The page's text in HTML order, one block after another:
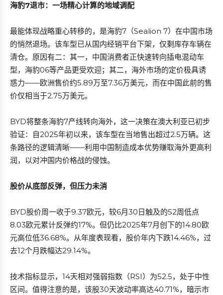
海豹7退市：一场精心计算的地域调配
最能体现战略重心转移的，是海豹7（Sealion 7）在中国市场
的悄然退场。该车型已从国内经销平台下架，仅剩库存车辆在
清仓。原因有二：其一，中国消费者正快速转向插电混动车
型，海豹06等产品更受欢迎；其二，海外市场的定价极具诱
惑力——欧洲售价约5.89万至7.36万美元，而在中国此前的售
价仅相当于2.75万美元。
BYD将整条海豹7产线转向海外，这一决策在澳大利亚已初步
验证：自2025年初以来，该车型在当地售出超过2.5万辆。这
条路径的逻辑清晰——利用中国制造成本优势赚取海外更高利
润，以对冲国内价格战的侵蚀。
股价从底部反弹，但压力未消
BYD股价周一收于9.37欧元，较6月30日触及的52周低点
8.03欧元累计反弹约17%。但仍比2025年7月创下的14.80欧
元高位低36.68%。从年度表现看，股价年内下跌14.46%，过
去12个月跌幅达29.14%。
技术指标显示，14天相对强弱指数（RSI）为52.5，处于中性
区间。值得注意的是，该股30天波动率高达40.71%，暗示市